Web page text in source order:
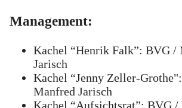
Management:
Kachel “Henrik Falk”: BVG /
Jarisch
Kachel “Jenny Zeller-
Manfred Jarisch
Kachel “Aufsichtsrat”: BVG /